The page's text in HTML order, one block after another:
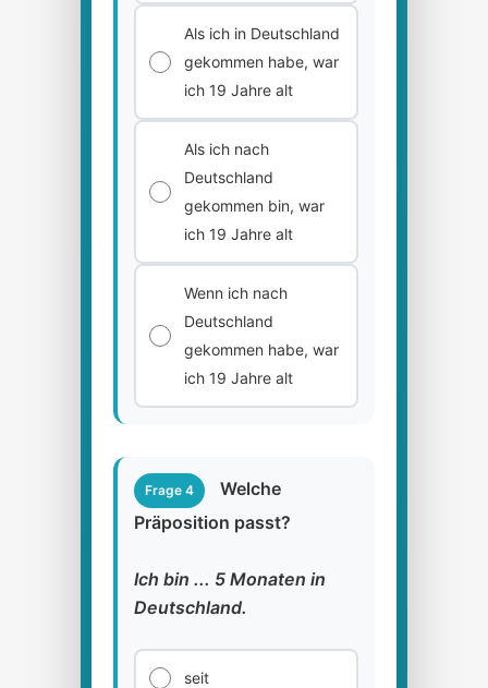
Als ich in Deutschland
gekommen habe, war
ich 19 Jahre alt
Als ich nach
Deutschland
gekommen bin, war
ich 19 Jahre alt
Wenn ich nach
Deutschland
gekommen habe, war
ich 19 Jahre alt
Frage 4
Welche
Präposition passt?
Ich bin ... 5 Monaten in
Deutschland.
seit